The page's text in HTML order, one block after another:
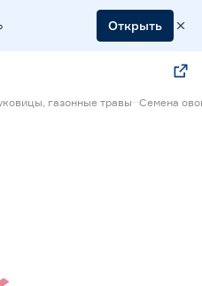
Открыть
газонные травы Семена